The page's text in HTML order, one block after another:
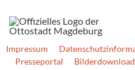
Impressum
Presseportal
Bilderdownload